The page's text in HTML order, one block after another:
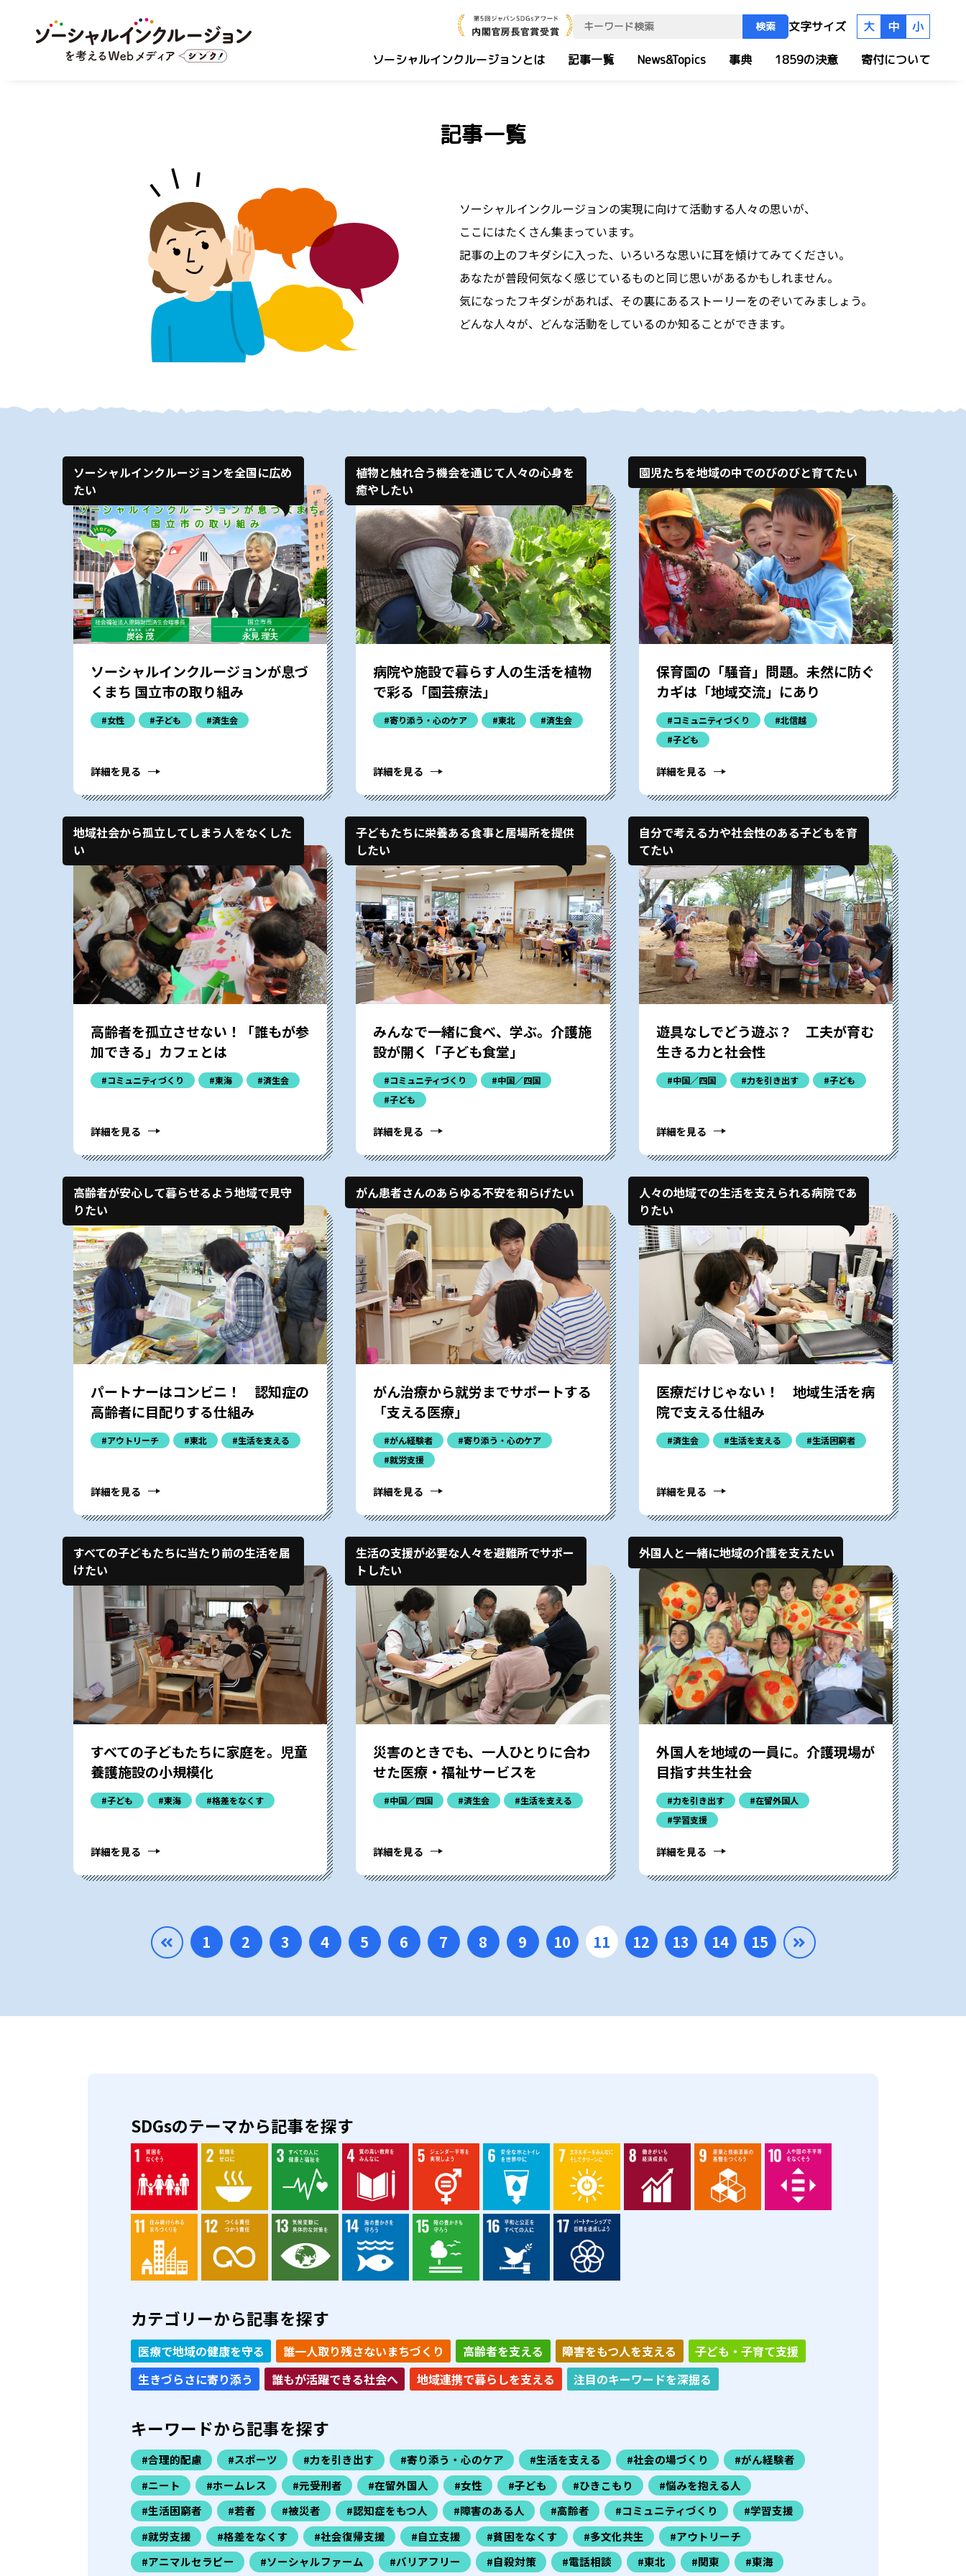
検索 文字サイズ 大 中 小
ソーシャルインクルージョンとは 記事一覧 News&Topics 事典 1859の決意 寄付について
記事一覧
ソーシャルインクルージョンの実現に向けて活動する人々の思いが、
ここにはたくさん集まっています。
記事の上のフキダシに入った、いろいろな思いに耳を傾けてみてください。
あなたが普段何気なく感じているものと同じ思いがあるかもしれません。
気になったフキダシがあれば、その裏にあるストーリーをのぞいてみましょう。
どんな人々が、どんな活動をしているのか知ることができます。
ソーシャルインクルージョンを全国に広め
たい
ソーシャルインクルージョンが息づ
くまち 国立市の取り組み
#女性 #子ども #済生会
詳細を見る
植物と触れ合う機会を通じて人々の心身を
癒やしたい
病院や施設で暮らす人の生活を植物
で彩る「園芸療法」
#寄り添う・心のケア #東北 #済生会
詳細を見る
園児たちを地域の中でのびのびと育てたい
保育園の「騒音」問題。未然に防ぐ
カギは「地域交流」にあり
#コミュニティづくり
#北信越
#子ども
詳細を見る
地域社会から孤立してしまう人をなくした
い
高齢者を孤立させない！「誰もが参
加できる」カフェとは
#コミュニティづくり #東海 #済生会
詳細を見る
子どもたちに栄養ある食事と居場所を提供
したい
みんなで一緒に食べ、学ぶ。介護施
設が開く「子ども食堂」
#コミュニティづくり
#中国／四国
#子ども
詳細を見る
自分で考える力や社会性のある子どもを育
てたい
遊具なしでどう遊ぶ？ 工夫が育む
生きる力と社会性
#中国／四国 #力を引き出す #子ども
詳細を見る
高齢者が安心して暮らせるよう地域で見守
りたい
パートナーはコンビニ！ 認知症の
高齢者に目配りする仕組み
#アウトリーチ #東北 #生活を支える
詳細を見る
がん患者さんのあらゆる不安を和らげたい
がん治療から就労までサポートする
「支える医療」
#がん経験者
#寄り添う・心のケア
#就労支援
詳細を見る
人々の地域での生活を支えられる病院であ
りたい
医療だけじゃない！ 地域生活を病
院で支える仕組み
#済生会 #生活を支える #生活困窮者
詳細を見る
すべての子どもたちに当たり前の生活を届
けたい
すべての子どもたちに家庭を。児童
養護施設の小規模化
#子ども #東海 #格差をなくす
詳細を見る
生活の支援が必要な人々を避難所でサポー
トしたい
災害のときでも、一人ひとりに合わ
せた医療・福祉サービスを
#中国／四国 #済生会 #生活を支える
詳細を見る
外国人と一緒に地域の介護を支えたい
外国人を地域の一員に。介護現場が
目指す共生社会
#力を引き出す
#在留外国人
#学習支援
詳細を見る
1 2 3 4 5 6 7 8 9 10 11 12 13 14 15
SDGsのテーマから記事を探す
カテゴリーから記事を探す
医療で地域の健康を守る 誰一人取り残さないまちづくり 高齢者を支える 障害をもつ人を支える
子ども・子育て支援
生きづらさに寄り添う
誰もが活躍できる社会へ 地域連携で暮らしを支える 注目のキーワードを深掘る
キーワードから記事を探す
#合理的配慮 #スポーツ #力を引き出す #寄り添う・心のケア #生活を支える #社会の場づくり
#がん経験者
#ニート
#ホームレス #元受刑者 #在留外国人 #女性 #子ども #ひきこもり
#悩みを抱える人
#生活困窮者
#若者 #被災者 #認知症をもつ人 #障害のある人 #高齢者 #コミュニティづくり
#学習支援
#就労支援
#格差をなくす #社会復帰支援 #自立支援 #貧困をなくす #多文化共生
#アウトリーチ
#アニマルセラピー
#ソーシャルファーム #バリアフリー #自殺対策 #電話相談 #東北 #関東 #東海